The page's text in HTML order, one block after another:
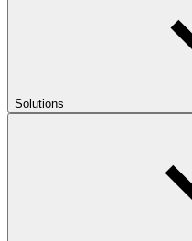
Solutions